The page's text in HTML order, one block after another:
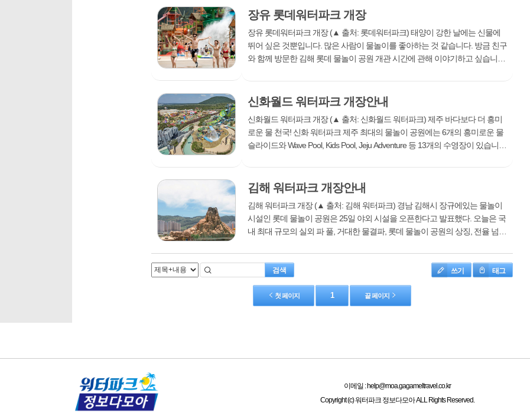
장유 롯데워터파크 개장
장유 롯데워터파크 개장 (▲ 출처: 롯데워터파크) 태양이 강한 날에는 신물에
뛰어 싶은 것뿐입니다. 많은 사람이 물놀이를 좋아하는 것 같습니다. 방금 친구
와 함께 방문한 김해 롯데 물놀이 공원 개관 시간에 관해 이야기하고 싶습니다.
갈 필...
신화월드 워터파크 개장안내
신화월드 워터파크 개장 (▲ 출처: 신화월드 워터파크) 제주 바다보다 더 흥미
로운 물 천국! 신화 워터파크 제주 최대의 물놀이 공원에는 6개의 흥미로운 물
슬라이드와 Wave Pool, Kids Pool, Jeju Adventure 등 13개의 수영장이 있습니
중 리프...
김해 워터파크 개장안내
김해 워터파크 개장 (▲ 출처: 김해 워터파크) 경남 김해시 장규에있는 물놀이
시설인 롯데 물놀이 공원은 25일 야외 시설을 오픈한다고 발표했다. 오늘은 국
내 최대 규모의 실외 파 풀, 거대한 물결파, 롯데 물놀이 공원의 상징, 전율 넘치
쓰기 태그
검색
첫 페이지 1 끝 페이지
이메일 : help@moa.gagameltravel.co.kr
Copyright (c) 워터파크 정보다모아 ALL Rights Reserved.